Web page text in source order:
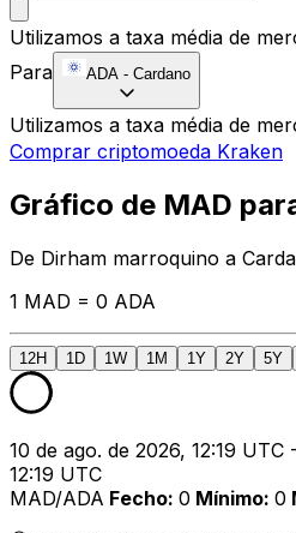
Utilizamos a taxa média de
Para
ADA - Cardano
Utilizamos a taxa média de
Comprar criptomoeda Kraken
Gráfico de MAD
De Dirham marroquino a
1 MAD = 0 ADA
12H 1D 1W 1M 1Y 2Y 5Y
10 de ago. de 2026, 12:19 UTC
12:19 UTC
MAD/ADA Fecho: 0 Mínimo: 0